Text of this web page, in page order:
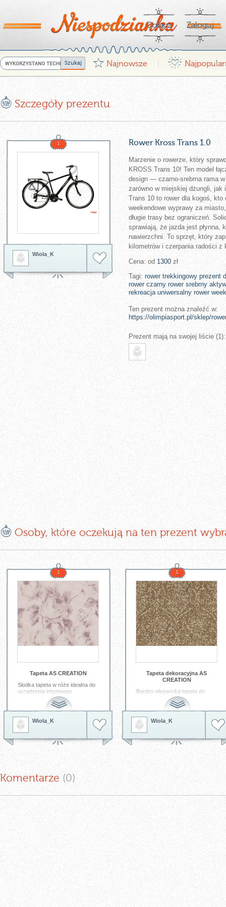
Dołącz Zaloguj
G Najnowsze ¤
E Szczegóły prezentu
1
Wiola_K
Rower Kross Trans 1.0
Marzenie o rowerze, który
KROSS Trans 10! Ten model
design — czarno-srebrna rama
zarówno w miejskiej dżungli, jak
Trans 10 to rower dla kogoś,
weekendowe wyprawy za
długie trasy bez ograniczeń.
sprawiają, że jazda jest płynna,
nawierzchni. To sprzęt, który
kilometrów i czerpania radości z
Cena: od 1300 zł
Tagi: rower trekkingowy prezent
rower czarny rower srebrny
rekreacja uniwersalny rower
Ten prezent można znaleźć w:
https://olimpiasport.pl/sklep/
Prezent mają na swojej liście (1):
E Osoby, które oczekują na ten prezent
1
Tapeta AS CREATION
Słodka tapeta w róże idealna do
urządzenia intymnego
pomieszczenia w domu;) -
kolekcja AS CREATION
BOHEMIAN BURLESQUE
http://innetapety.pl/bohemian-
burlesque
tapeta
ścienna tapeta do salonu tapeta
Wiola_K
1
Tapeta dekoracyjna AS
CREATION
Bardzo elegancka tapeta do
salonu. Prawda, że warto ją
Tagi:
as creation tapeta do salonu
Wiola_K
Komentarze (0)